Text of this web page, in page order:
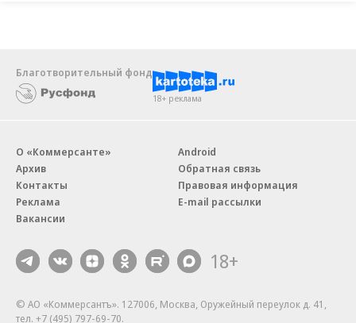
Благотворительный фонд
18+ реклама
О «Коммерсанте»
Архив
Контакты
Реклама
Вакансии
Android
Обратная связь
Правовая информация
E-mail рассылки
18+
© АО «Коммерсантъ». 127006, Москва, Оружейный переулок д. 41,
тел. +7 (495) 797-69-70.